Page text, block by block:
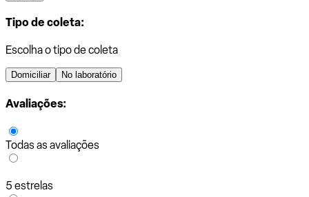
Tipo de coleta:
Escolha o tipo de coleta
Domiciliar No laboratório
Avaliações:
Todas as avaliações
5 estrelas